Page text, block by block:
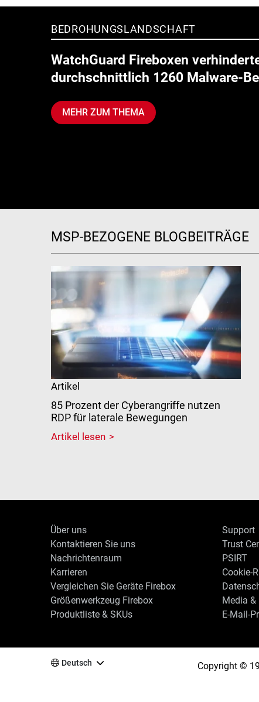
BEDROHUNGSLANDSCHAFT
WatchGuard Fireboxen
durchschnittlich 1260 Malware-
MEHR ZUM THEMA
MSP-BEZOGENE BLOGBEITRÄGE
Artikel
85 Prozent der Cyberangriffe nutzen
RDP für laterale Bewegungen
Artikel lesen
Über uns
Kontaktieren Sie uns
Nachrichtenraum
Karrieren
Vergleichen Sie Geräte Firebox
Größenwerkzeug Firebox
Produktliste & SKUs
Support
Trust
PSIRT
Cookie-
Media &
E-Mail-
Deutsch Copyright ©